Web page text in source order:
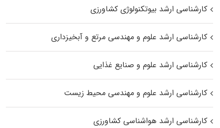
کارشناسی ارشد بیوتکنولوژی کشاورزی
کارشناسی ارشد علوم و مهندسی مرتع و آبخیزداری
کارشناسی ارشد علوم و صنایع غذایی
کارشناسی ارشد علوم و مهندسی محیط زیست
کارشناسی ارشد هواشناسی کشاورزی